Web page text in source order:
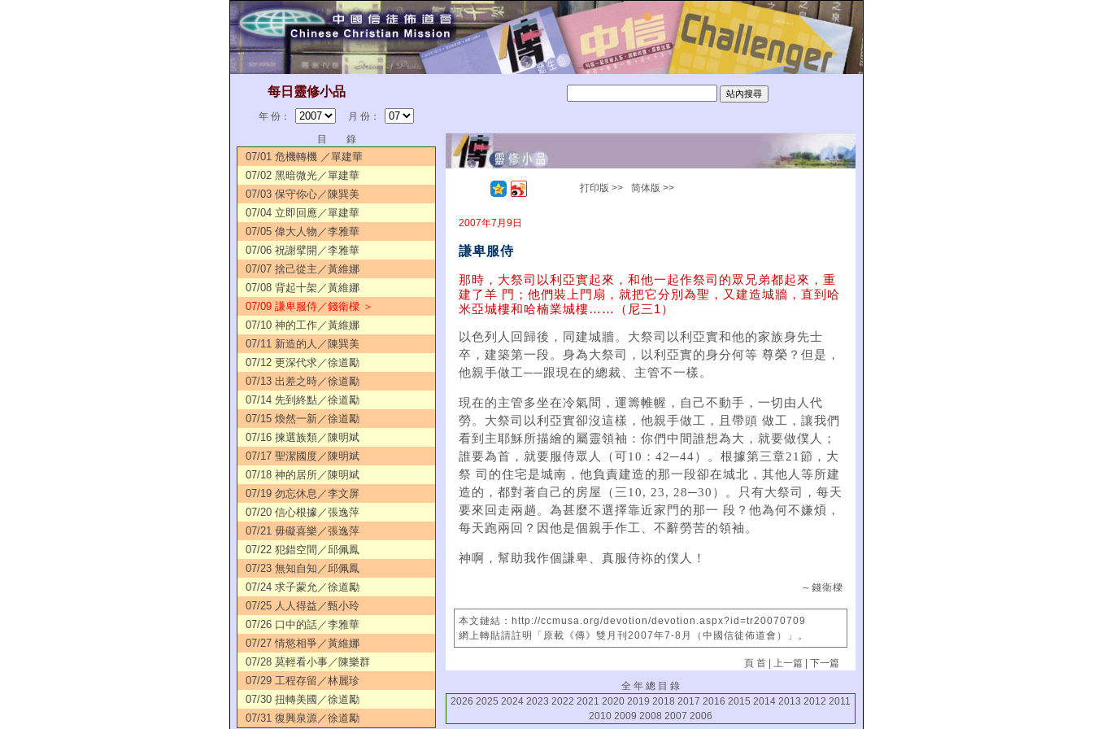
每日靈修小品
年 份：
月 份：
目 錄
07/01 危機轉機 ／單建華
07/02 黑暗微光／單建華
07/03 保守你心／陳巽美
07/04 立即回應／單建華
07/05 偉大人物／李雅華
07/06 祝謝擘開／李雅華
07/07 捨己從主／黃維娜
07/08 背起十架／黃維娜
07/09 謙卑服侍／錢衛樑 ＞
07/10 神的工作／黃維娜
07/11 新造的人／陳巽美
07/12 更深代求／徐道勵
07/13 出差之時／徐道勵
07/14 先到終點／徐道勵
07/15 煥然一新／徐道勵
07/16 揀選族類／陳明斌
07/17 聖潔國度／陳明斌
07/18 神的居所／陳明斌
07/19 勿忘休息／李文屏
07/20 信心根據／張逸萍
07/21 毋礙喜樂／張逸萍
07/22 犯錯空間／邱佩鳳
07/23 無知自知／邱佩鳳
07/24 求子蒙允／徐道勵
07/25 人人得益／甄小玲
07/26 口中的話／李雅華
07/27 情慾相爭／黃維娜
07/28 莫輕看小事／陳樂群
07/29 工程存留／林麗珍
07/30 扭轉美國／徐道勵
07/31 復興泉源／徐道勵
打印版 >> 简体版 >>
2007年7月9日
謙卑服侍
那時，大祭司以利亞實起來，和他一起作祭司的眾兄弟都起來，重
建了羊 門；他們裝上門扇，就把它分別為聖，又建造城牆，直到哈
米亞城樓和哈楠業城樓……（尼三1）
以色列人回歸後，同建城牆。大祭司以利亞實和他的家族身先士
卒，建築第一段。身為大祭司，以利亞實的身分何等 尊榮？但是，
他親手做工──跟現在的總裁、主管不一樣。
現在的主管多坐在冷氣間，運籌帷幄，自己不動手，一切由人代
勞。大祭司以利亞實卻沒這樣，他親手做工，且帶頭 做工，讓我們
看到主耶穌所描繪的屬靈領袖：你們中間誰想為大，就要做僕人；
誰要為首，就要服侍眾人（可10：42─44）。根據第三章21節，大
祭 司的住宅是城南，他負責建造的那一段卻在城北，其他人等所建
造的，都對著自己的房屋（三10, 23, 28─30）。只有大祭司，每天
要來回走兩趟。為甚麼不選擇靠近家門的那一 段？他為何不嫌煩，
每天跑兩回？因他是個親手作工、不辭勞苦的領袖。
神啊，幫助我作個謙卑、真服侍袮的僕人！
～錢衛樑
本文鏈結：http://ccmusa.org/devotion/devotion.aspx?id=tr20070709
網上轉貼請註明「原載《傳》雙月刊2007年7-8月（中國信徒佈道會）」。
頁 首 |上一篇 |下一篇
全 年 總 目 錄
2026 2025 2024 2023 2022 2021 2020 2019 2018 2017 2016 2015 2014 2013 2012 2011
2010 2009 2008 2007 2006